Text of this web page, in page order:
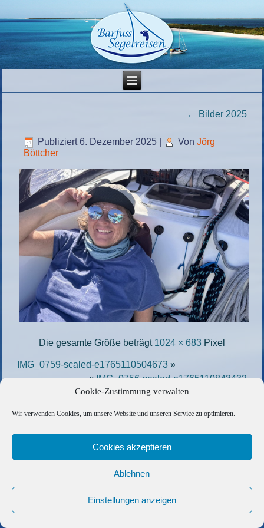
Cookie-Zustimmung verwalten
Wir verwenden Cookies, um unsere Website und unseren Service zu optimieren.
Cookies akzeptieren
Ablehnen
Einstellungen anzeigen
← Bilder 2025
Publiziert 6. Dezember 2025 Von Jörg
Böttcher
Die gesamte Größe beträgt 1024 × 683 Pixel
IMG_0759-scaled-e1765110504673 »
«IMG_0756-scaled-e1765110843432
Copyright © 2026 Barfuss Segelreisen GmbH
Kontakt|Impressum|Datenschutz|Cookie-Richtlinie|
AGB|Befreundete Links